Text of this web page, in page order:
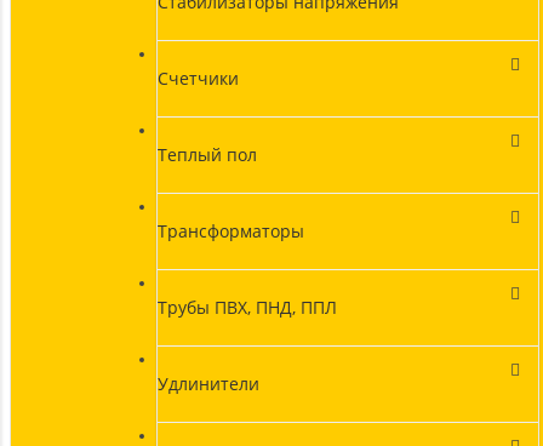
Счетчики
Теплый пол
Трансформаторы
Трубы ПВХ, ПНД, ППЛ
Удлинители